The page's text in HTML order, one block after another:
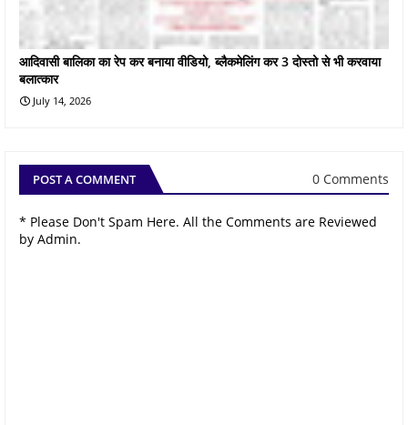
आदिवासी बालिका का रेप कर बनाया वीडियो, ब्लैकमेलिंग कर 3 दोस्तो से भी करवाया
बलात्कार
July 14, 2026
POST A COMMENT 0 Comments
* Please Don't Spam Here. All the Comments are Reviewed
by Admin.